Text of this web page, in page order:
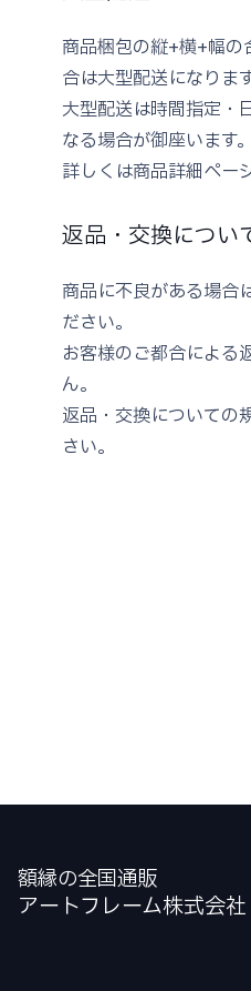
商品梱包の縦+横+幅
合は大型配送になります
大型配送は時間指定・
なる場合が御座います。
詳しくは商品詳細ペー
返品・交換につい
商品に不良がある場合
ださい。
お客様のご都合による
ん。
返品・交換についての
さい。
額縁の全国通販
アートフレーム株式会社